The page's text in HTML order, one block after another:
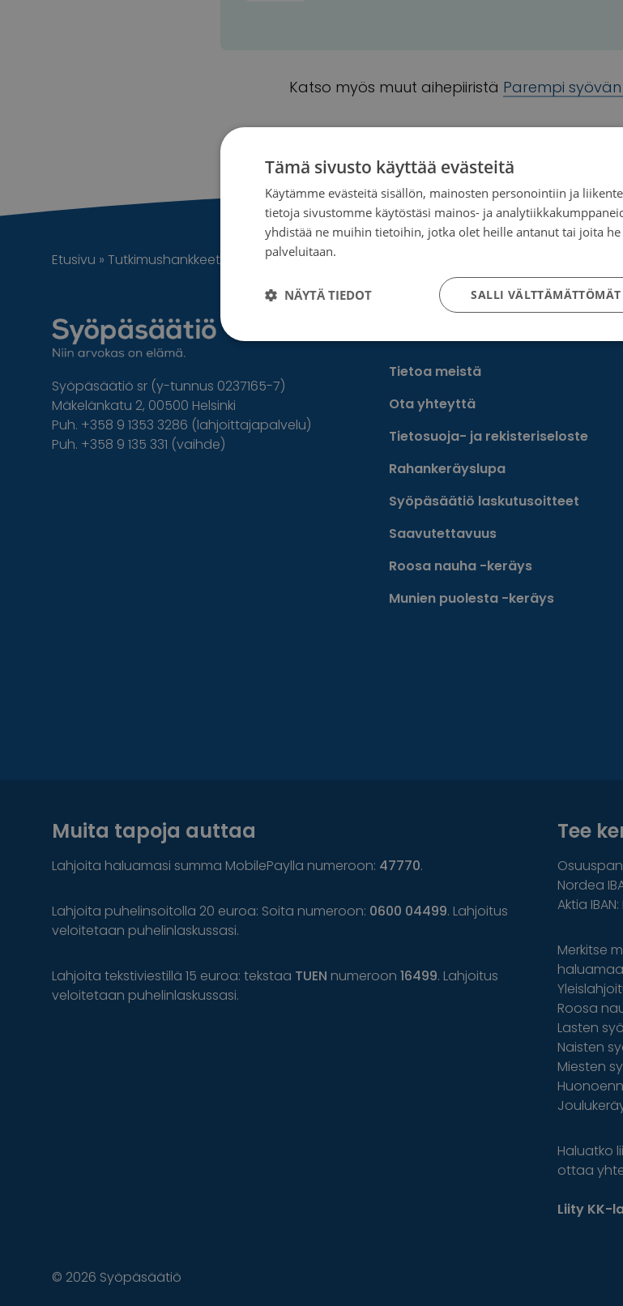
Katso myös muut aihepiiristä Parempi
Etusivu » Tutkimushankkeet Rokotuksista seulontaan: HPV-tyyppikorvautuvuuden
Syöpäsäätiö sr (y-tunnus 0237165-7)
Mäkelänkatu 2, 00500 Helsinki
Puh. +358 9 1353 3286 (lahjoittajapalvelu)
Puh. +358 9 135 331 (vaihde)
Tietoa meistä
Ota yhteyttä
Tietosuoja- ja rekisteriseloste
Rahankeräyslupa
Syöpäsäätiö laskutusoitteet
Saavutettavuus
Roosa nauha -keräys
Munien puolesta -keräys
Muita tapoja auttaa
Lahjoita haluamasi summa MobilePaylla numeroon: 47770.
Lahjoita puhelinsoitolla 20 euroa: Soita numeroon: 0600 04499. Lahjoitus
veloitetaan puhelinlaskussasi.
Lahjoita tekstiviestillä 15 euroa: tekstaa TUEN numeroon 16499. Lahjoitus
veloitetaan puhelinlaskussasi.
Tee
Nordea
Aktia IBAN:
Merkitse
Roosa
Lasten
Naisten
Miesten
Haluatko
ottaa
Liity KK-
© 2026 Syöpäsäätiö
Tämä sivusto käyttää evästeitä
Käytämme evästeitä sisällön, mainosten personointiin ja
tietoja sivustomme käytöstäsi mainos- ja
yhdistää ne muihin tietoihin, jotka olet heille antanut tai joita he
palveluitaan.
SALLI VÄLTTÄMÄTTÖMÄT
NÄYTÄ TIEDOT